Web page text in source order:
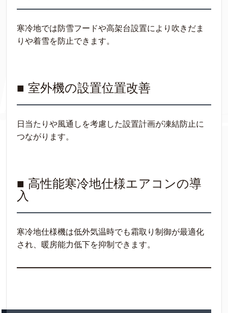
寒冷地では防雪フードや高架台設置により吹きだま
りや着雪を防止できます。
■ 室外機の設置位置改善
日当たりや風通しを考慮した設置計画が凍結防止に
つながります。
■ 高性能寒冷地仕様エアコンの導
入
寒冷地仕様機は低外気温時でも霜取り制御が最適化
され、暖房能力低下を抑制できます。